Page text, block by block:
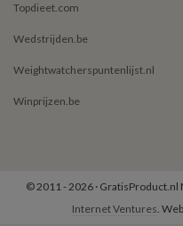
Topdieet.com
Wedstrijden.be
Weightwatcherspuntenlijst.nl
Winprijzen.be
© 2011 - 2026 ·
Internet Ventures.